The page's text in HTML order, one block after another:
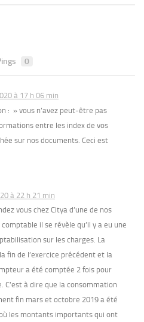
0
à 17 h 06 min
: » vous n’avez peut-être pas
entre les index de vos
sur nos documents. Ceci est
à 22 h 21 min
vous chez Citya d’une de nos
il se révèle qu’il y a eu une
sur les charges. La
fin de l’exercice précédent et la
a été comptée 2 fois pour
C’est à dire que la consommation
fin mars et octobre 2019 a été
les montants importants qui ont